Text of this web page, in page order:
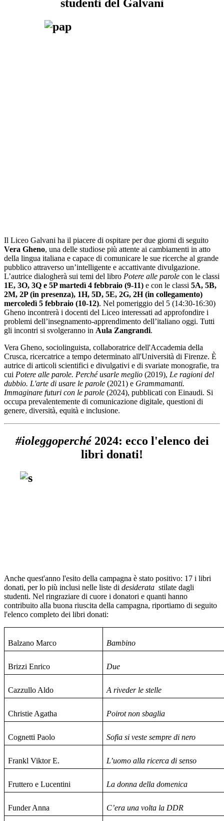
studenti del Galvani
Il Liceo Galvani ha il piacere di ospitare per due giorni di seguito
Vera Gheno, una delle studiose più attente ai cambiamenti in atto
della lingua italiana e capace di comunicare le sue ricerche al grande
pubblico attraverso un’intelligente e accattivante divulgazione.
L’autrice dialogherà sui temi del libro Potere alle parole con le classi
1E, 3O, 3Q e 5P martedì 4 febbraio (9-11) e con le classi 5A, 5B,
2M, 2P (in presenza), 1H, 5D, 5E, 2G, 2H (in collegamento)
mercoledì 5 febbraio (10-12). Nel pomeriggio del 5 (14:30-16:30)
Gheno incontrerà i docenti del Liceo interessati ad approfondire i
problemi dell’insegnamento-apprendimento dell’italiano oggi. Tutti
gli incontri si svolgeranno in Aula Zangrandi.
Vera Gheno, sociolinguista, collaboratrice dell'Accademia della
Crusca, ricercatrice a tempo determinato all'Università di Firenze. È
autrice di articoli scientifici e divulgativi e di svariate monografie, tra
cui Potere alle parole. Perché usarle meglio (2019), Le ragioni del
dubbio. L'arte di usare le parole (2021) e Grammamanti.
Immaginare futuri con le parole (2024), pubblicati con Einaudi. Si
occupa prevalentemente di comunicazione digitale, questioni di
genere, diversità, equità e inclusione.
#ioleggoperché2024: ecco l'elenco dei
libri donati!
Anche quest'anno l'esito della campagna è stato positivo: 17 i libri
donati, per lo più inclusi nelle liste di desiderata stilate dagli
studenti. Nel ringraziare di cuore i donatori e quanti hanno
contribuito alla buona riuscita della campagna, riportiamo di seguito
l'elenco completo dei libri donati:
Balzano Marco Bambino
Brizzi Enrico Due
Cazzullo Aldo A riveder le stelle
Christie Agatha Poirot non sbaglia
Cognetti Paolo Sofia si veste sempre di nero
Frankl Viktor E. L’uomo alla ricerca di senso
Fruttero e Lucentini La donna della domenica
Funder Anna C’era una volta la DDR